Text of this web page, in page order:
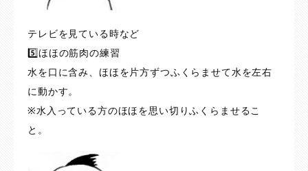
テレビを見ている時など
5️⃣ほほの筋肉の練習
水を口に含み、ほほを片方ずつふくらませて水を左右
に動かす。
※水入っている方のほほを思い切りふくらませるこ
と。